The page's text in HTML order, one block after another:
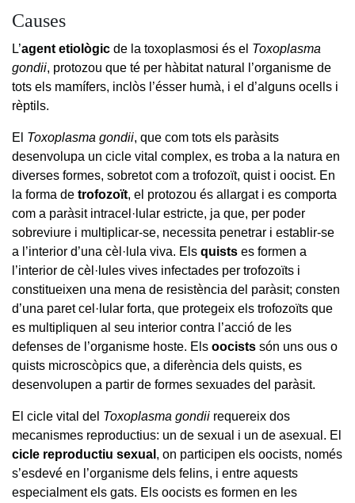
Causes
L’agent etiològic de la toxoplasmosi és el Toxoplasma
gondii, protozou que té per hàbitat natural l’organisme de
tots els mamífers, inclòs l’ésser humà, i el d’alguns ocells i
rèptils.
El Toxoplasma gondii, que com tots els paràsits
desenvolupa un cicle vital complex, es troba a la natura en
diverses formes, sobretot com a trofozoït, quist i oocist. En
la forma de trofozoït, el protozou és allargat i es comporta
com a paràsit intracel·lular estricte, ja que, per poder
sobreviure i multiplicar-se, necessita penetrar i establir-se
a l’interior d’una cèl·lula viva. Els quists es formen a
l’interior de cèl·lules vives infectades per trofozoïts i
constitueixen una mena de resistència del paràsit; consten
d’una paret cel·lular forta, que protegeix els trofozoïts que
es multipliquen al seu interior contra l’acció de les
defenses de l’organisme hoste. Els oocists són uns ous o
quists microscòpics que, a diferència dels quists, es
desenvolupen a partir de formes sexuades del paràsit.
El cicle vital del Toxoplasma gondii requereix dos
mecanismes reproductius: un de sexual i un de asexual. El
cicle reproductiu sexual , on participen els oocists, només
s’esdevé en l’organisme dels felins, i entre aquests
especialment els gats. Els oocists es formen en les